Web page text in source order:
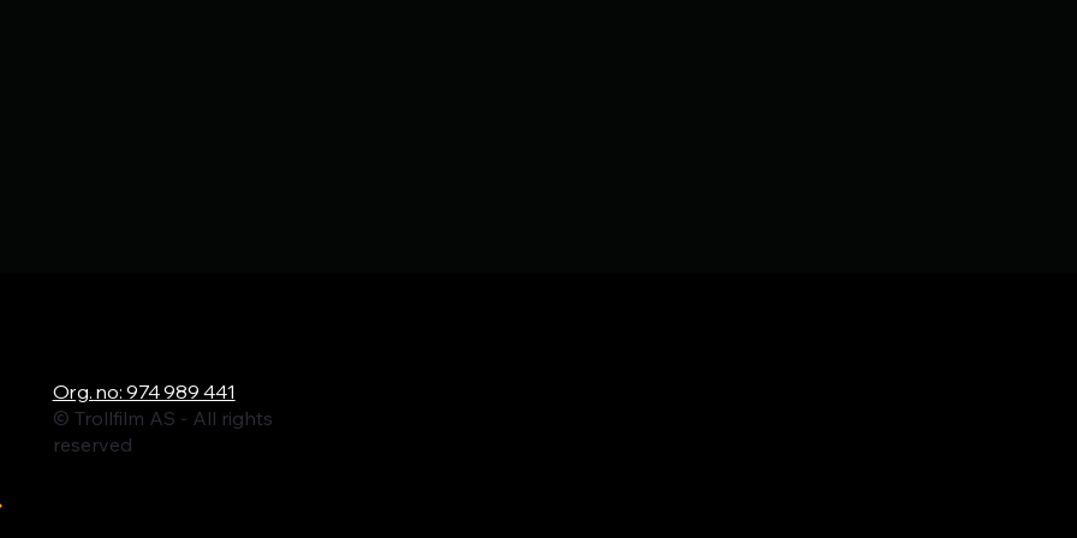
Org. no: 974 989 441
© Trollfilm AS - All rights
reserved